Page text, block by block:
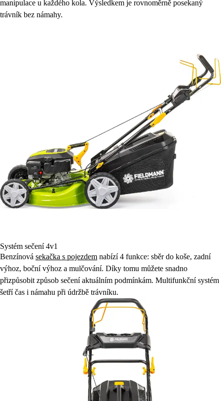
manipulace u každého kola. Výsledkem je rovnoměrně posekaný
trávník bez námahy.
Systém sečení 4v1
Benzínová sekačka s pojezdem nabízí 4 funkce: sběr do koše, zadní
výhoz, boční výhoz a mulčování. Díky tomu můžete snadno
přizpůsobit způsob sečení aktuálním podmínkám. Multifunkční systém
šetří čas i námahu při údržbě trávníku.